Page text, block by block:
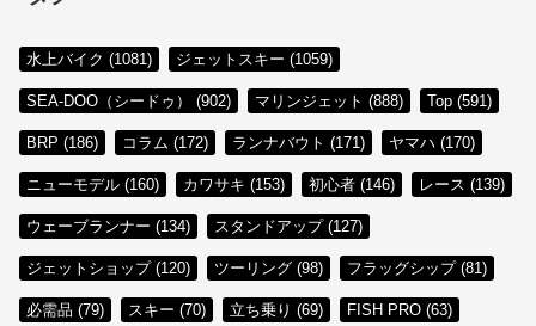
水上バイク (1081) ジェットスキー (1059)
SEA-DOO（シードゥ） (902) マリンジェット (888) Top (591)
BRP (186) コラム (172) ランナバウト (171) ヤマハ (170)
ニューモデル (160) カワサキ (153) 初心者 (146) レース (139)
ウェーブランナー (134) スタンドアップ (127)
ジェットショップ (120) ツーリング (98) フラッグシップ (81)
必需品 (79) スキー (70) 立ち乗り (69) FISH PRO (63)